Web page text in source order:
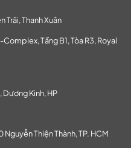
Trãi, Thanh Xuân
Tầng B1, Tòa R3, Royal
Dương Kinh, HP
Thiện Thành, TP. HCM